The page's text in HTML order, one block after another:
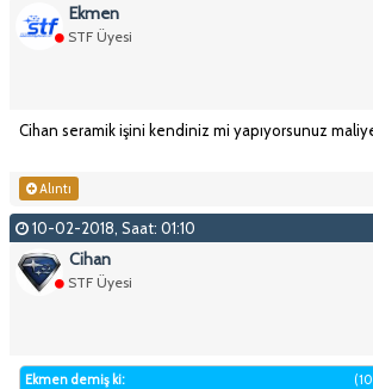
Ekmen
STF Üyesi
Cihan seramik işini kendiniz mi yapıyorsunuz
Alıntı
10-02-2018, Saat: 01:10
Cihan
STF Üyesi
Ekmen demiş ki: